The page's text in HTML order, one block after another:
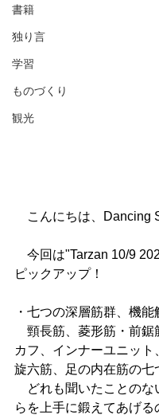
書籍
独り言
学習
ものづくり
観光
こんにちは、Dancing
今回は"Tarzan 10/9
ピックアップ！
・七つの深層筋群、機能
頸長筋、菱形筋・前鋸
カフ、インナーユニット
旋六筋、足の内在筋の七
どれも聞いたことのな
らを上手に鍛えてあげる